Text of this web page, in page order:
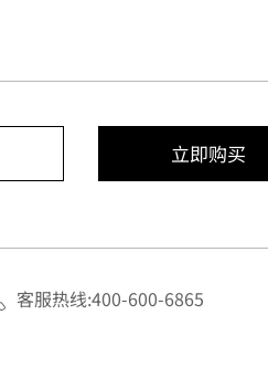
立即购买
客服热线:400-600-6865